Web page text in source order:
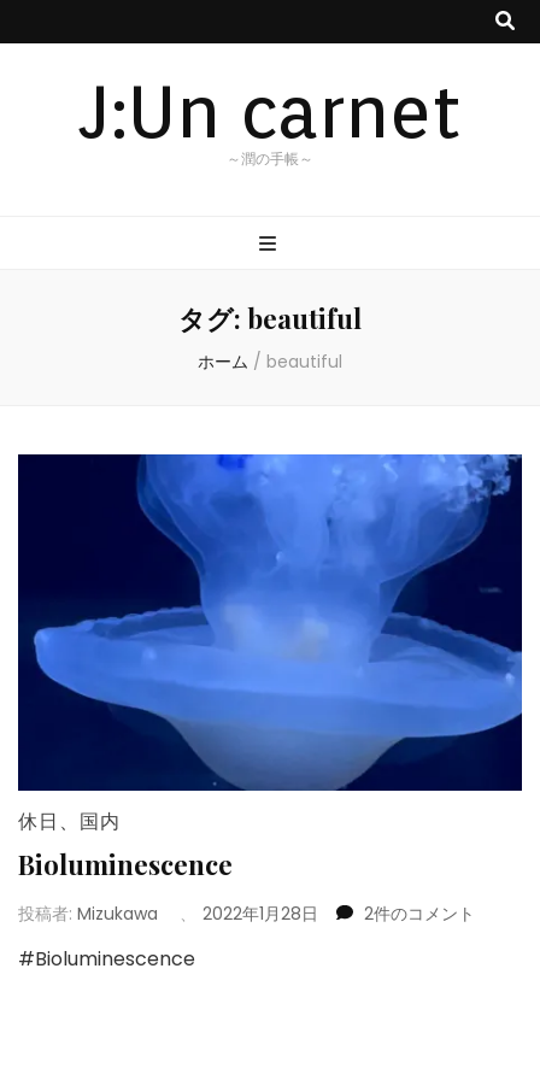
J:Un carnet
～潤の手帳～
タグ: beautiful
ホーム / beautiful
休日 、 国内
Bioluminescence
投稿者: Mizukawa 、 2022年1月28日
Bioluminescence
2件のコメント
#Bioluminescence